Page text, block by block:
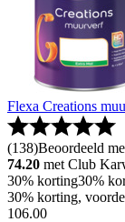
Flexa Creations
(138)Beoordeeld
74.20 met Club
30% korting30%
30% korting,
106.00